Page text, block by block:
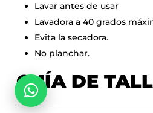
No hay
Go To
Lavar antes de usar
Lavadora a 40 grados
Evita la secadora.
No planchar.
GUÍA DE